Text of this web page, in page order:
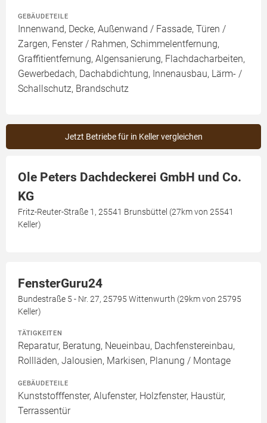
GEBÄUDETEILE
Innenwand, Decke, Außenwand / Fassade, Türen /
Zargen, Fenster / Rahmen, Schimmelentfernung,
Graffitientfernung, Algensanierung, Flachdacharbeiten,
Gewerbedach, Dachabdichtung, Innenausbau, Lärm- /
Schallschutz, Brandschutz
Jetzt Betriebe für in Keller vergleichen
Ole Peters Dachdeckerei GmbH und Co.
KG
Fritz-Reuter-Straße 1, 25541 Brunsbüttel (27km von 25541
Keller)
FensterGuru24
Bundestraße 5 - Nr. 27, 25795 Wittenwurth (29km von 25795
Keller)
TÄTIGKEITEN
Reparatur, Beratung, Neueinbau, Dachfenstereinbau,
Rollläden, Jalousien, Markisen, Planung / Montage
GEBÄUDETEILE
Kunststofffenster, Alufenster, Holzfenster, Haustür,
Terrassentür